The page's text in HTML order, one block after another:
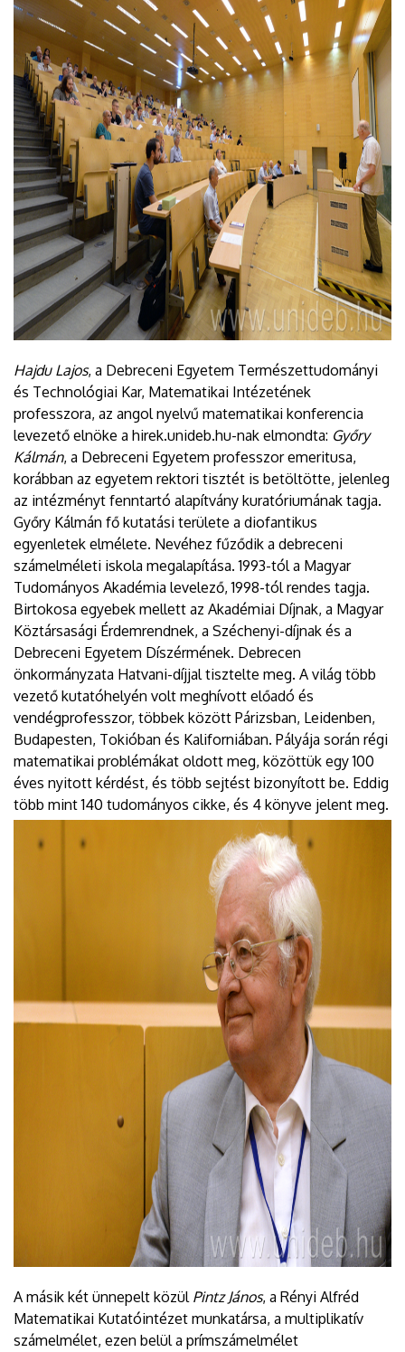
Hajdu Lajos, a Debreceni Egyetem Természettudományi
és Technológiai Kar, Matematikai Intézetének
professzora, az angol nyelvű matematikai konferencia
levezető elnöke a hirek.unideb.hu-nak elmondta: Győry
Kálmán, a Debreceni Egyetem professzor emeritusa,
korábban az egyetem rektori tisztét is betöltötte, jelenleg
az intézményt fenntartó alapítvány kuratóriumának tagja.
Győry Kálmán fő kutatási területe a diofantikus
egyenletek elmélete. Nevéhez fűződik a debreceni
számelméleti iskola megalapítása. 1993-tól a Magyar
Tudományos Akadémia levelező, 1998-tól rendes tagja.
Birtokosa egyebek mellett az Akadémiai Díjnak, a Magyar
Köztársasági Érdemrendnek, a Széchenyi-díjnak és a
Debreceni Egyetem Díszérmének. Debrecen
önkormányzata Hatvani-díjjal tisztelte meg. A világ több
vezető kutatóhelyén volt meghívott előadó és
vendégprofesszor, többek között Párizsban, Leidenben,
Budapesten, Tokióban és Kaliforniában. Pályája során régi
matematikai problémákat oldott meg, közöttük egy 100
éves nyitott kérdést, és több sejtést bizonyított be. Eddig
több mint 140 tudományos cikke, és 4 könyve jelent meg.
A másik két ünnepelt közül Pintz János, a Rényi Alfréd
Matematikai Kutatóintézet munkatársa, a multiplikatív
számelmélet, ezen belül a prímszámelmélet